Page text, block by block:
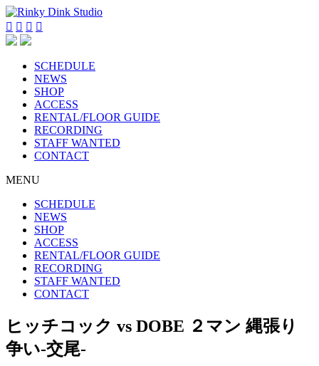
   
SCHEDULE
NEWS
SHOP
ACCESS
RENTAL/FLOOR GUIDE
RECORDING
STAFF WANTED
CONTACT
MENU
SCHEDULE
NEWS
SHOP
ACCESS
RENTAL/FLOOR GUIDE
RECORDING
STAFF WANTED
CONTACT
ヒッチコック vs DOBE ２マン 縄張り
争い-交尾-